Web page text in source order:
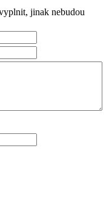
jinak nebudou